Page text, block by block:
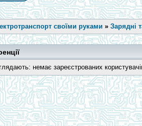
своїми руками » Зарядні
немає зареєстрованих